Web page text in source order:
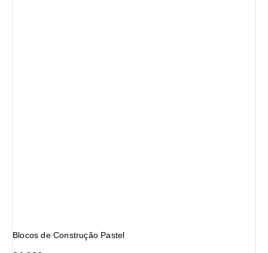
Blocos de Construção Pastel